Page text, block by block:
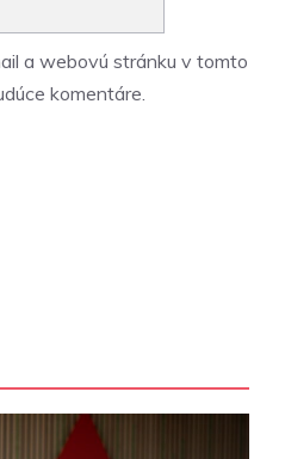
a webovú stránku v tomto
komentáre.